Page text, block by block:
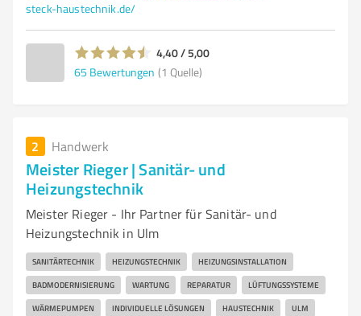
steck-haustechnik.de/
4,40 / 5,00
65 Bewertungen (1 Quelle)
2 Handwerk
Meister Rieger | Sanitär- und
Heizungstechnik
Meister Rieger - Ihr Partner für Sanitär- und
Heizungstechnik in Ulm
SANITÄRTECHNIK HEIZUNGSTECHNIK HEIZUNGSINSTALLATION
BADMODERNISIERUNG WARTUNG REPARATUR LÜFTUNGSSYSTEME
WÄRMEPUMPEN INDIVIDUELLE LÖSUNGEN HAUSTECHNIK ULM